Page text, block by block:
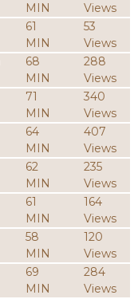
MIN
Views
61
MIN
53
Views
68
MIN
288
Views
71
MIN
340
Views
64
MIN
407
Views
62
MIN
235
Views
61
MIN
164
Views
58
MIN
120
Views
69
MIN
284
Views